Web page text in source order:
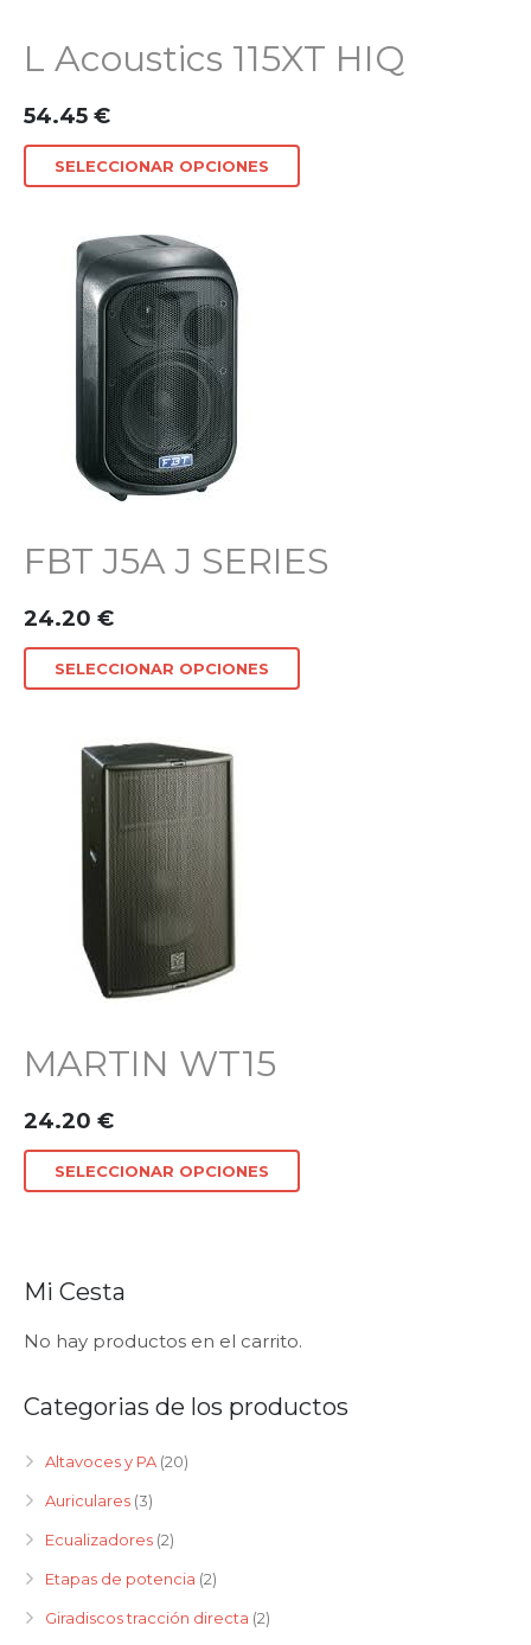
L Acoustics 115XT HIQ
54.45 €
SELECCIONAR OPCIONES
FBT J5A J SERIES
24.20 €
SELECCIONAR OPCIONES
MARTIN WT15
24.20 €
SELECCIONAR OPCIONES
Mi Cesta
No hay productos en el carrito.
Categorias de los productos
Altavoces y PA (20)
Auriculares (3)
Ecualizadores (2)
Etapas de potencia (2)
Giradiscos tracción directa (2)